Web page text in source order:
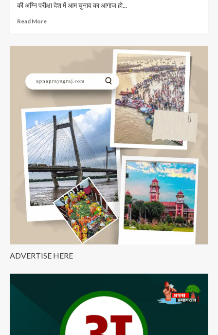
की अग्नि परीक्षा देश में आम चुनाव का आगाज हो...
Read MoreRead
Lok
लोकसभा
सीट
पर
परिवारों
की
अग्नि
परीक्षा
ADVERTISE HERE